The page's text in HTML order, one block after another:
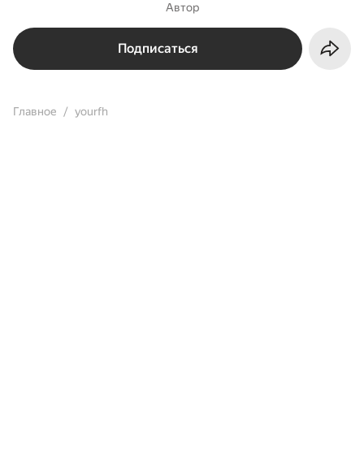
Автор
Подписаться
Главное yourfh